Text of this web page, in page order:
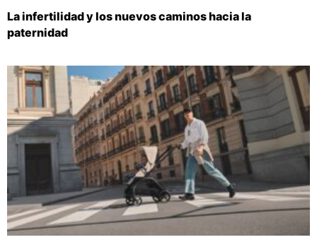
La infertilidad y los nuevos caminos hacia la
paternidad